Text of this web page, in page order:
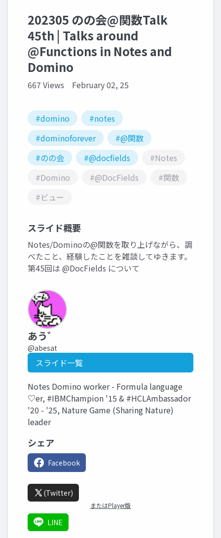
202305 のの会@関数Talk
45th | Talks around
@Functions in Notes and
Domino
667 Views February 02, 25
#domino
#notes
#dominoforever
#@関数
#のの会
#@docfields
#Notes
#Domino
#@DocFields
#関数
#ビュー
スライド概要
Notes/Dominoの@関数を取り上げながら、調
べたこと、経験したことを雑談してゆきます。
第45回は @DocFields について
あう゛
@abesat
スライド一覧
Notes Domino worker - Formula language
♡er, #IBMChampion '15 & #HCLAmbassador
'20 - '25, Nature Game (Sharing Nature)
leader
シェア
Facebook
(Twitter)
またはPlayer版
LINE